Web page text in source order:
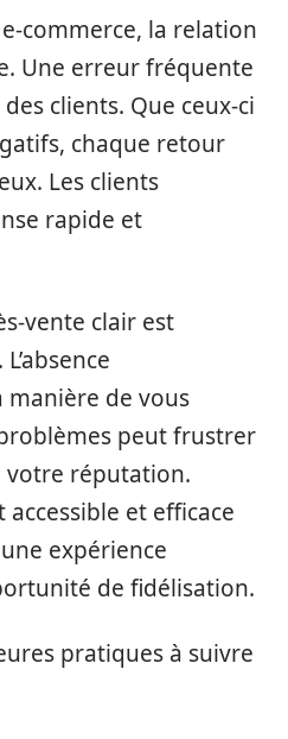
commerce, la relation
Une erreur fréquente
clients. Que ceux-ci
chaque retour
Les clients
rapide et
vente clair est
manière de vous
peut frustrer
votre réputation.
et efficace
expérience
de fidélisation.
pratiques à suivre